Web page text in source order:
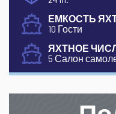
ЕМКОСТЬ
10 Гости
ЯХТНОЕ
5 Салон